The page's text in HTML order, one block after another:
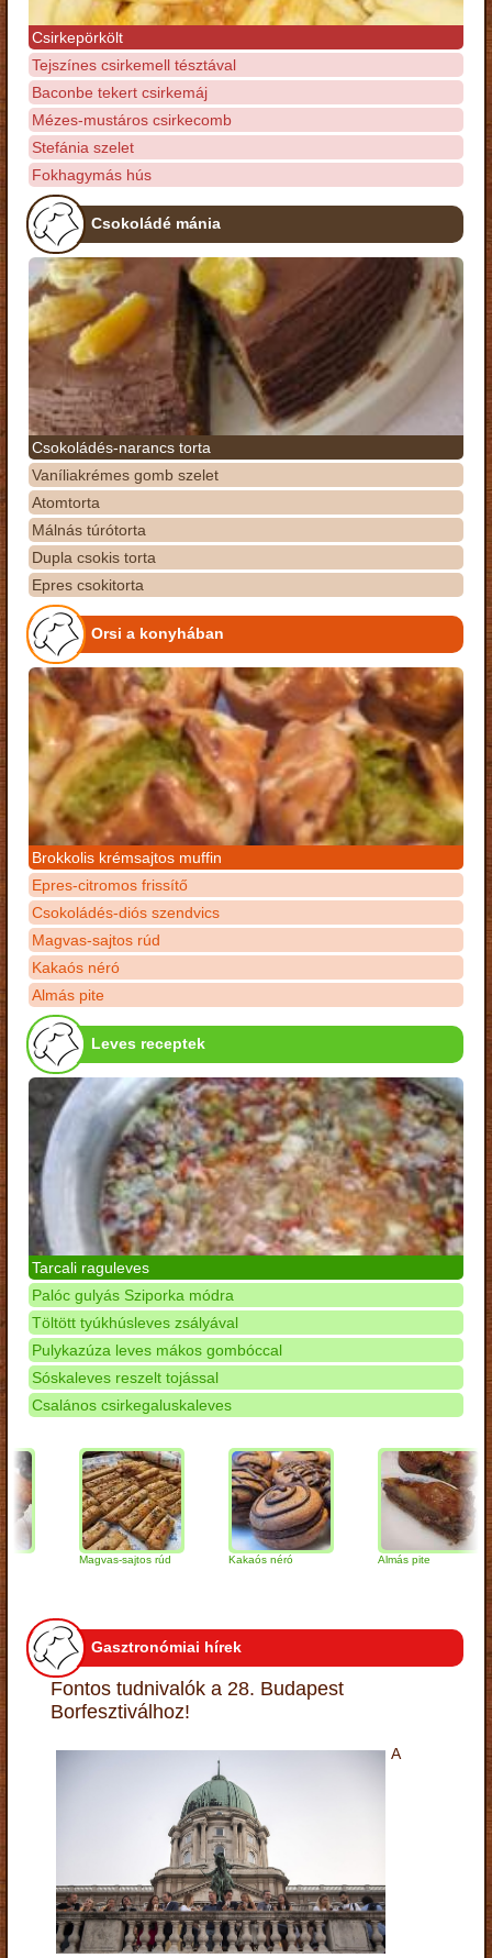
Csirkepörkölt
Tejszínes csirkemell tésztával
Baconbe tekert csirkemáj
Mézes-mustáros csirkecomb
Stefánia szelet
Fokhagymás hús
Csokoládé mánia
Csokoládés-narancs torta
Vaníliakrémes gomb szelet
Atomtorta
Málnás túrótorta
Dupla csokis torta
Epres csokitorta
Orsi a konyhában
Brokkolis krémsajtos muffin
Epres-citromos frissítő
Csokoládés-diós szendvics
Magvas-sajtos rúd
Kakaós néró
Almás pite
Leves receptek
Tarcali raguleves
Palóc gulyás Sziporka módra
Töltött tyúkhúsleves zsályával
Pulykazúza leves mákos gombóccal
Sóskaleves reszelt tojással
Csalános csirkegaluskaleves
Magvas-sajtos rúd Kakaós néró Almás pite
Gasztronómiai hírek
Fontos tudnivalók a 28. Budapest
Borfesztiválhoz!
A